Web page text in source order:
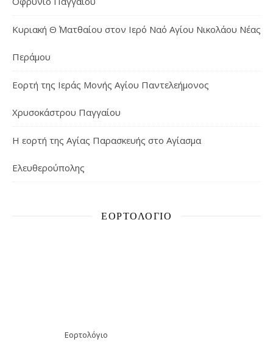
Κυριακή Θ΄ Ματθαίου στον Ιερό Ναό Αγίου Νικολάου Νέας
Περάμου
Εορτή της Ιεράς Μονής Αγίου Παντελεήμονος
Χρυσοκάστρου Παγγαίου
Η εορτή της Αγίας Παρασκευής στο Αγίασμα
Ελευθερούπολης
ΕΟΡΤΟΛΌΓΙΟ
Εορτολόγιο